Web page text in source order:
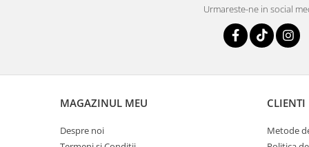
Urmareste-ne in social
MAGAZINUL MEU
Despre noi
CLIENTI
Metode